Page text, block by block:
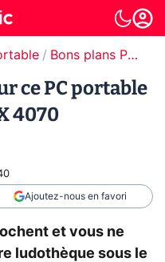
Bons plans PC portable
ce PC portable
4070
Ajoutez-nous en favori
et vous ne
ludothèque sous le